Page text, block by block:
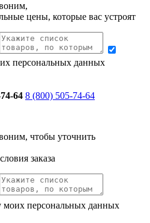
цены, которые вас устроят
персональных данных
64 8 (800) 505-74-64
чтобы уточнить
заказа
моих персональных данных